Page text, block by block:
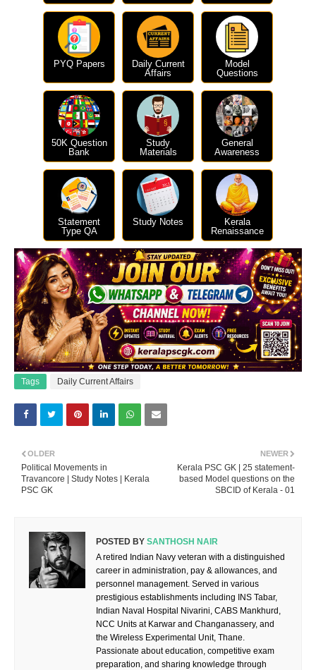
PYQ Papers
Daily Current
Affairs
Model
Questions
50K Question
Bank
Study
Materials
General
Awareness
Statement
Type QA
Study Notes
Kerala
Renaissance
Tags Daily Current Affairs
NEWER
Kerala PSC GK | 25 statement-
based Model questions on the
SBCID of Kerala - 01
OLDER
Political Movements in
Travancore | Study Notes | Kerala
PSC GK
POSTED BY SANTHOSH NAIR
A retired Indian Navy veteran with a distinguished
career in administration, pay & allowances, and
personnel management. Served in various
prestigious establishments including INS Tabar,
Indian Naval Hospital Nivarini, CABS Mankhurd,
NCC Units at Karwar and Changanassery, and
the Wireless Experimental Unit, Thane.
Passionate about education, competitive exam
preparation, and sharing knowledge through